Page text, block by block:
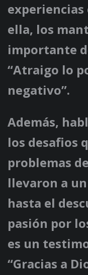
ella, los
importante
“Atraigo lo
negativo”.
Además,
los desafios
problemas
llevaron a
hasta el
pasión por
es un
“Gracias a